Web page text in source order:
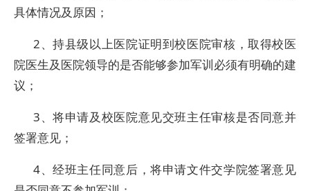
具体情况及原因；
2、持县级以上医院证明到校医院审核，取得校医
院医生及医院领导的是否能够参加军训必须有明确的建
议；
3、将申请及校医院意见交班主任审核是否同意并
签署意见；
4、经班主任同意后，将申请文件交学院签署意见